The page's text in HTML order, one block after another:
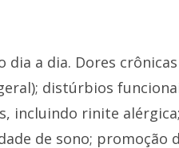
a dia. Dores crônicas
distúrbios
incluindo rinite
de sono; promoção